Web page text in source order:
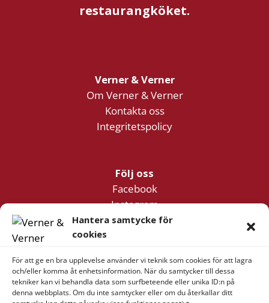
Hantera samtycke för
cookies
För att ge en bra upplevelse använder vi teknik som cookies för att lagra
och/eller komma åt enhetsinformation. När du samtycker till dessa
tekniker kan vi behandla data som surfbeteende eller unika ID:n på
denna webbplats. Om du inte samtycker eller om du återkallar ditt
restaurangköket.
Verner & Verner
Om Verner & Verner
Kontakta oss
Integritetspolicy
Följ oss
Facebook
Instagram
YouTube
Företagsinformation
Verner & Verner Nordstan AB
Lilla Klädpressaregatan 11